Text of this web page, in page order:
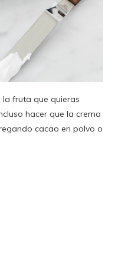
la fruta que quieras
hacer que la crema
cacao en polvo o